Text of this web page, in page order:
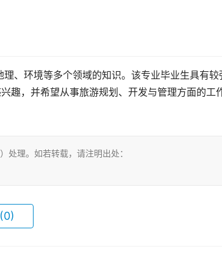
趣，并希望从事旅游规划、开发与管理方面的工
）处理。如若转载，请注明出处：
(0)